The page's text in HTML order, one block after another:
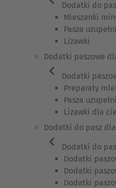
Dodatki do
Mieszanki
Pasza
Lizawki
Dodatki paszowe
Dodatki
Preparaty
Pasza
Lizawki dla
Dodatki do pasz
Dodatki do
Dodatki
Dodatki
Dodatki